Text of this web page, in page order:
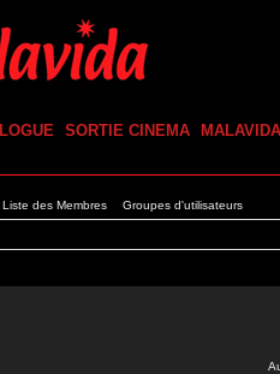
SORTIE CINEMA MALAVIDA
Liste des Membres Groupes d'utilisateurs